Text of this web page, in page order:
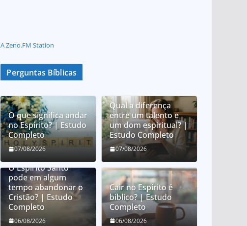
A Zeno.FM Station
Perguntas Bíblicas
O que significa andar
no Espírito? | Estudo
Completo
07/08/2026
Qual a diferença
entre um talento e
um dom espiritual? |
Estudo Completo
07/08/2026
O Espírito Santo
pode em algum
tempo abandonar o
Cristão? | Estudo
Completo
06/08/2026
Cair no Espírito é
bíblico? | Estudo
Completo
06/08/2026
O que é orar em